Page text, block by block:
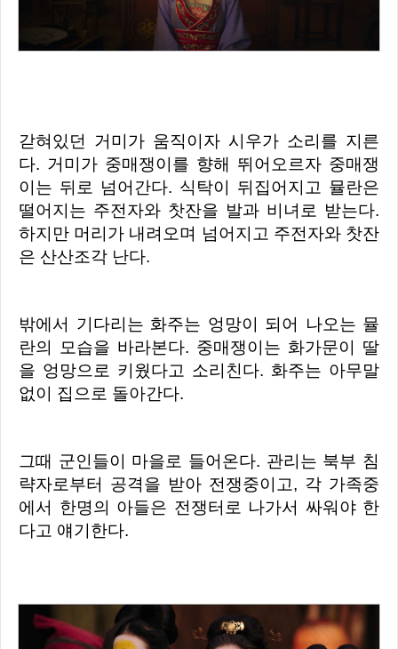
갇혀있던 거미가 움직이자 시우가 소리를 지른
다. 거미가 중매쟁이를 향해 뛰어오르자 중매쟁
이는 뒤로 넘어간다. 식탁이 뒤집어지고 뮬란은
떨어지는 주전자와 찻잔을 발과 비녀로 받는다.
하지만 머리가 내려오며 넘어지고 주전자와 찻잔
은 산산조각 난다.
밖에서 기다리는 화주는 엉망이 되어 나오는 뮬
란의 모습을 바라본다. 중매쟁이는 화가문이 딸
을 엉망으로 키웠다고 소리친다. 화주는 아무말
없이 집으로 돌아간다.
그때 군인들이 마을로 들어온다. 관리는 북부 침
략자로부터 공격을 받아 전쟁중이고, 각 가족중
에서 한명의 아들은 전쟁터로 나가서 싸워야 한
다고 얘기한다.